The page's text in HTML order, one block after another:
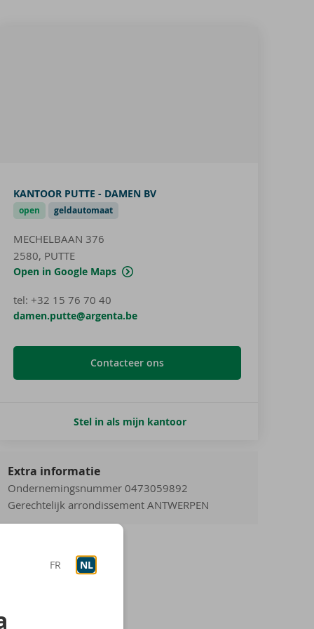
FR NL
KANTOOR PUTTE - DAMEN BV
open geldautomaat
MECHELBAAN 376
2580, PUTTE
Open in Google Maps
tel: +32 15 76 70 40
damen.putte@argenta.be
Contacteer ons
Stel in als mijn kantoor
Extra informatie
Ondernemingsnummer 0473059892
Gerechtelijk arrondissement ANTWERPEN